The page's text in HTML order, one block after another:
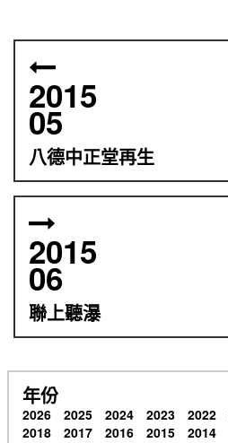
2015
05
八德中正堂再生
2015
06
聯上聽瀑
年份
2026 2025 2024 2023 2022
2018
2017 2016 2015 2014